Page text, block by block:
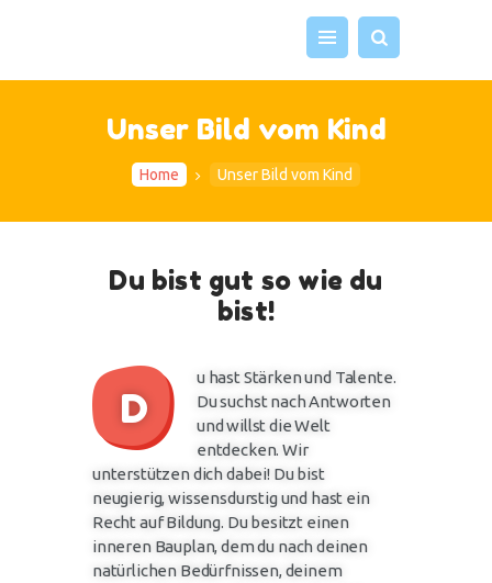
Unser Bild vom Kind
Home Unser Bild vom Kind
UNSER HAUS
UNSERE GRUPPEN
ELTERNARBEIT
IMPRESSUM UND
Du bist gut so wie du
bist!
D
u hast Stärken und Talente.
Du suchst nach Antworten
und willst die Welt
entdecken. Wir
unterstützen dich dabei! Du bist
neugierig, wissensdurstig und hast ein
Recht auf Bildung. Du besitzt einen
inneren Bauplan, dem du nach deinen
natürlichen Bedürfnissen, deinem